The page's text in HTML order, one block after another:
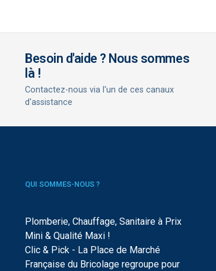
Besoin d'aide ? Nous sommes
là !
Contactez-nous via l'un de ces canaux
d'assistance
QUI SOMMES-NOUS ?
Plomberie, Chauffage, Sanitaire à Prix
Mini & Qualité Maxi !
Clic & Pick - La Place de Marché
Française du Bricolage regroupe pour